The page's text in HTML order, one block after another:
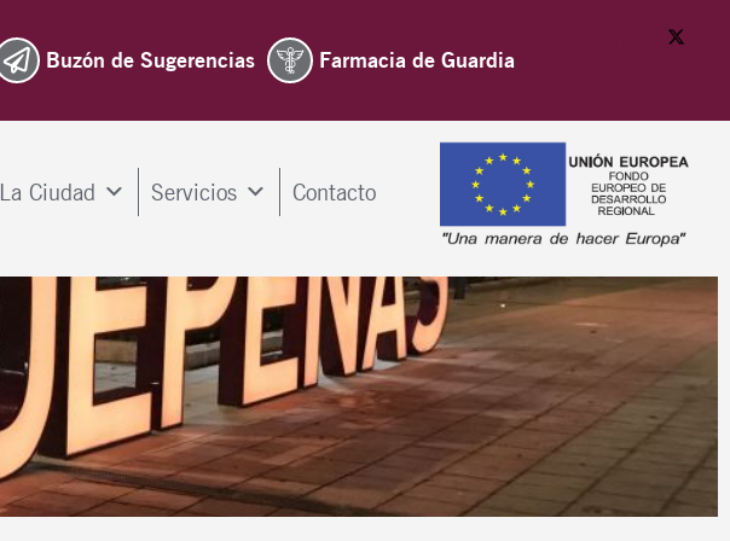
Buzón de Sugerencias Farmacia de Guardia
La Ciudad Servicios Contacto